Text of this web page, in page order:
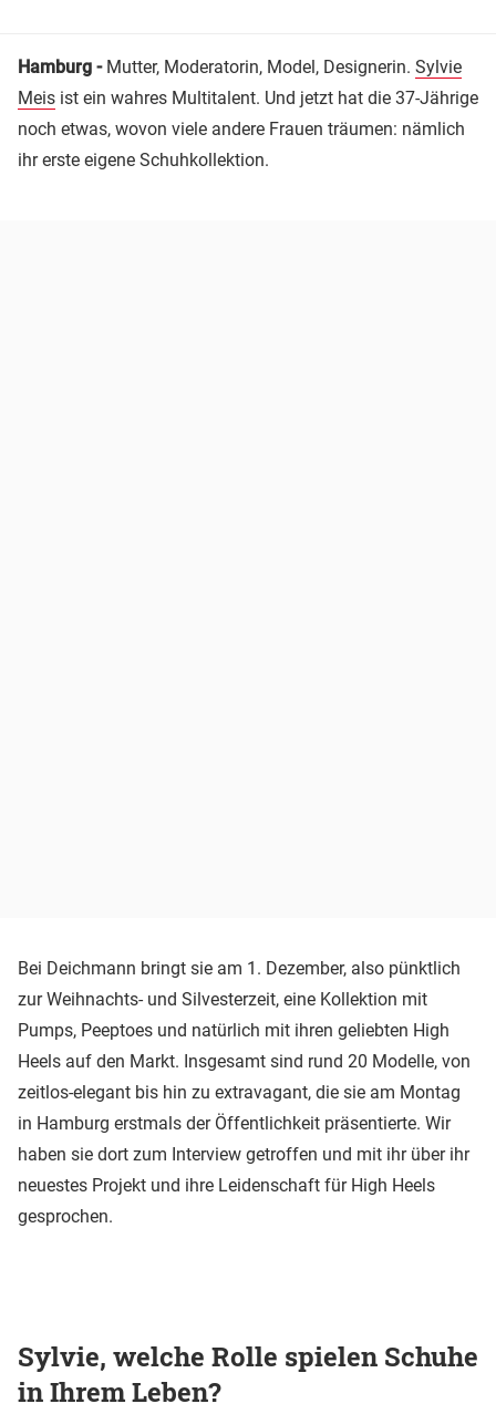
Hamburg -Mutter, Moderatorin, Model, Designerin. Sylvie
Meis ist ein wahres Multitalent. Und jetzt hat die 37-Jährige
noch etwas, wovon viele andere Frauen träumen: nämlich
ihr erste eigene Schuhkollektion.
Bei Deichmann bringt sie am 1. Dezember, also pünktlich
zur Weihnachts- und Silvesterzeit, eine Kollektion mit
Pumps, Peeptoes und natürlich mit ihren geliebten High
Heels auf den Markt. Insgesamt sind rund 20 Modelle, von
zeitlos-elegant bis hin zu extravagant, die sie am Montag
in Hamburg erstmals der Öffentlichkeit präsentierte. Wir
haben sie dort zum Interview getroffen und mit ihr über ihr
neuestes Projekt und ihre Leidenschaft für High Heels
gesprochen.
Sylvie, welche Rolle spielen Schuhe
in Ihrem Leben?